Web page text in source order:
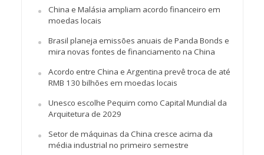
China e Malásia ampliam acordo financeiro em
moedas locais
Brasil planeja emissões anuais de Panda Bonds e
mira novas fontes de financiamento na China
Acordo entre China e Argentina prevê troca de até
RMB 130 bilhões em moedas locais
Unesco escolhe Pequim como Capital Mundial da
Arquitetura de 2029
Setor de máquinas da China cresce acima da
média industrial no primeiro semestre